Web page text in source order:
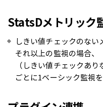
StatsDメトリック
しきい値チェックのない
それ以上の監視の場合、
（しきい値チェックあ
ごとに1ベーシック監視